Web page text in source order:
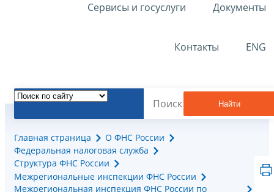
Сервисы и госуслуги Документы
Контакты ENG
Найти
Главная страница
О ФНС России
Федеральная налоговая служба
Структура ФНС России
Межрегиональные инспекции ФНС России
Межрегиональная инспекция ФНС России по